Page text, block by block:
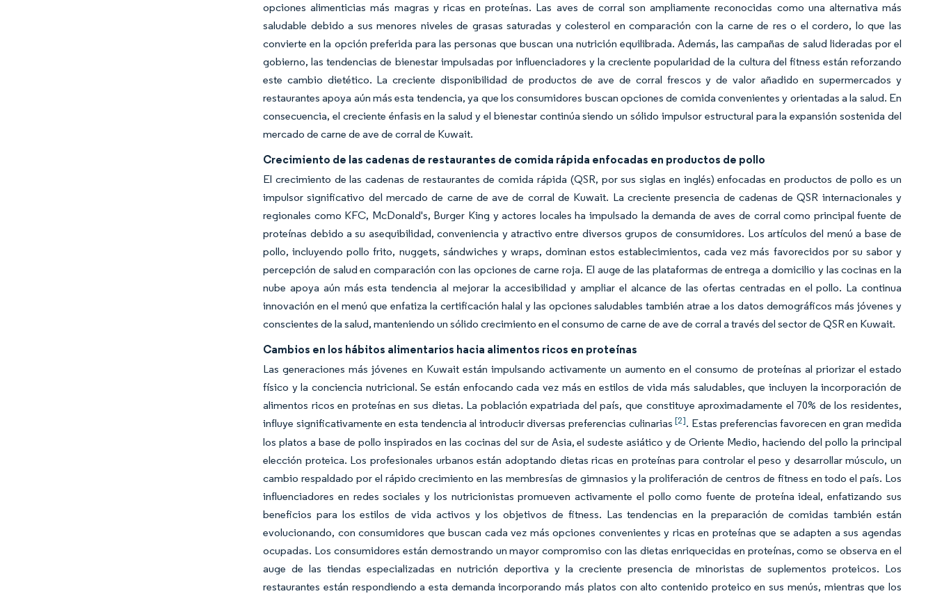
opciones alimenticias más magras y ricas en proteínas. Las aves de corral son ampliamente reconocidas como una alternativa más
saludable debido a sus menores niveles de grasas saturadas y colesterol en comparación con la carne de res o el cordero, lo que las
convierte en la opción preferida para las personas que buscan una nutrición equilibrada. Además, las campañas de salud lideradas por el
gobierno, las tendencias de bienestar impulsadas por influenciadores y la creciente popularidad de la cultura del fitness están reforzando
este cambio dietético. La creciente disponibilidad de productos de ave de corral frescos y de valor añadido en supermercados y
restaurantes apoya aún más esta tendencia, ya que los consumidores buscan opciones de comida convenientes y orientadas a la salud. En
consecuencia, el creciente énfasis en la salud y el bienestar continúa siendo un sólido impulsor estructural para la expansión sostenida del
mercado de carne de ave de corral de Kuwait.
Crecimiento de las cadenas de restaurantes de comida rápida enfocadas en productos de pollo
El crecimiento de las cadenas de restaurantes de comida rápida (QSR, por sus siglas en inglés) enfocadas en productos de pollo es un
impulsor significativo del mercado de carne de ave de corral de Kuwait. La creciente presencia de cadenas de QSR internacionales y
regionales como KFC, McDonald's, Burger King y actores locales ha impulsado la demanda de aves de corral como principal fuente de
proteínas debido a su asequibilidad, conveniencia y atractivo entre diversos grupos de consumidores. Los artículos del menú a base de
pollo, incluyendo pollo frito, nuggets, sándwiches y wraps, dominan estos establecimientos, cada vez más favorecidos por su sabor y
percepción de salud en comparación con las opciones de carne roja. El auge de las plataformas de entrega a domicilio y las cocinas en la
nube apoya aún más esta tendencia al mejorar la accesibilidad y ampliar el alcance de las ofertas centradas en el pollo. La continua
innovación en el menú que enfatiza la certificación halal y las opciones saludables también atrae a los datos demográficos más jóvenes y
conscientes de la salud, manteniendo un sólido crecimiento en el consumo de carne de ave de corral a través del sector de QSR en Kuwait.
Cambios en los hábitos alimentarios hacia alimentos ricos en proteínas
Las generaciones más jóvenes en Kuwait están impulsando activamente un aumento en el consumo de proteínas al priorizar el estado
físico y la conciencia nutricional. Se están enfocando cada vez más en estilos de vida más saludables, que incluyen la incorporación de
alimentos ricos en proteínas en sus dietas. La población expatriada del país, que constituye aproximadamente el 70% de los residentes,
influye significativamente en esta tendencia al introducir diversas preferencias culinarias[2]. Estas preferencias favorecen en gran medida
los platos a base de pollo inspirados en las cocinas del sur de Asia, el sudeste asiático y de Oriente Medio, haciendo del pollo la principal
elección proteica. Los profesionales urbanos están adoptando dietas ricas en proteínas para controlar el peso y desarrollar músculo, un
cambio respaldado por el rápido crecimiento en las membresías de gimnasios y la proliferación de centros de fitness en todo el país. Los
influenciadores en redes sociales y los nutricionistas promueven activamente el pollo como fuente de proteína ideal, enfatizando sus
beneficios para los estilos de vida activos y los objetivos de fitness. Las tendencias en la preparación de comidas también están
evolucionando, con consumidores que buscan cada vez más opciones convenientes y ricas en proteínas que se adapten a sus agendas
ocupadas. Los consumidores están demostrando un mayor compromiso con las dietas enriquecidas en proteínas, como se observa en el
auge de las tiendas especializadas en nutrición deportiva y la creciente presencia de minoristas de suplementos proteicos. Los
restaurantes están respondiendo a esta demanda incorporando más platos con alto contenido proteico en sus menús, mientras que los